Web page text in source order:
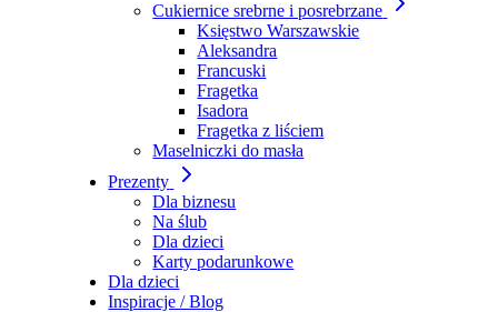
Cukiernice srebrne i posrebrzane
Księstwo Warszawskie
Aleksandra
Francuski
Fragetka
Isadora
Fragetka z liściem
Maselniczki do masła
Prezenty
Dla biznesu
Na ślub
Dla dzieci
Karty podarunkowe
Dla dzieci
Inspiracje / Blog